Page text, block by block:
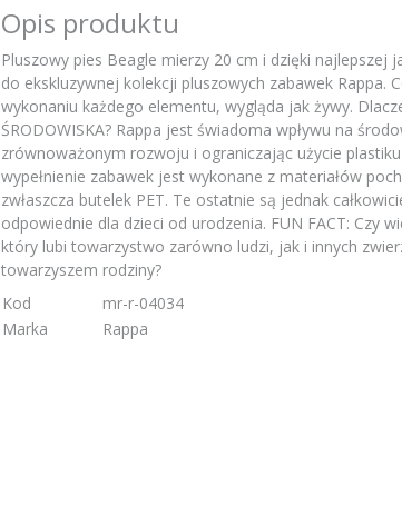
Opis produktu
Pluszowy pies Beagle mierzy 20 cm i dzięki najlepszej
do ekskluzywnej kolekcji pluszowych zabawek Rappa.
wykonaniu każdego elementu, wygląda jak żywy.
ŚRODOWISKA? Rappa jest świadoma wpływu na
zrównoważonym rozwoju i ograniczając użycie
wypełnienie zabawek jest wykonane z materiałów
zwłaszcza butelek PET. Te ostatnie są jednak
odpowiednie dla dzieci od urodzenia. FUN FACT: Czy
który lubi towarzystwo zarówno ludzi, jak i innych
towarzyszem rodziny?
Kod
mr-r-04034
Marka
Rappa